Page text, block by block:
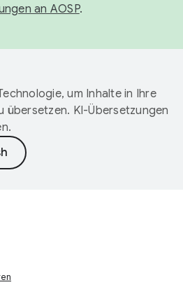
an AOSP.
um Inhalte in Ihre
übersetzen. KI-Übersetzungen